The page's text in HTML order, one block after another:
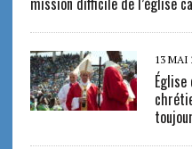
13 MAI